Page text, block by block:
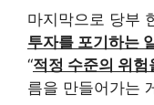
마지막으로 당부
투자를 포기하는
“적정 수준의 위험
름을 만들어가는